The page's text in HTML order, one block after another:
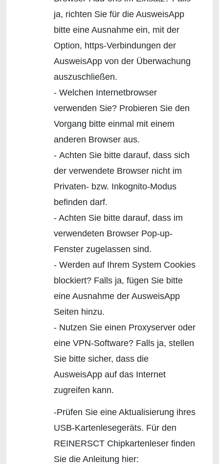
ja, richten Sie für die AusweisApp
bitte eine Ausnahme ein, mit der
Option, https-Verbindungen der
AusweisApp von der Überwachung
auszuschließen.
- Welchen Internetbrowser
verwenden Sie? Probieren Sie den
Vorgang bitte einmal mit einem
anderen Browser aus.
- Achten Sie bitte darauf, dass sich
der verwendete Browser nicht im
Privaten- bzw. Inkognito-Modus
befinden darf.
- Achten Sie bitte darauf, dass im
verwendeten Browser Pop-up-
Fenster zugelassen sind.
- Werden auf Ihrem System Cookies
blockiert? Falls ja, fügen Sie bitte
eine Ausnahme der AusweisApp
Seiten hinzu.
- Nutzen Sie einen Proxyserver oder
eine VPN-Software? Falls ja, stellen
Sie bitte sicher, dass die
AusweisApp auf das Internet
zugreifen kann.
-Prüfen Sie eine Aktualisierung ihres
USB-Kartenlesegeräts. Für den
REINERSCT Chipkartenleser finden
Sie die Anleitung hier: